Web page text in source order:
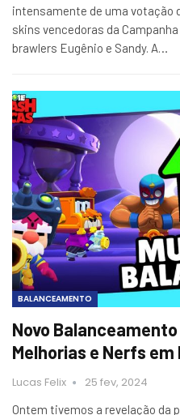
intensamente de uma votação
skins vencedoras da
brawlers Eugênio e Sandy. A…
BALANCEAMENTO
Novo
Melhorias e Nerfs em
Lucas Felix 25 fev, 2024
Ontem tivemos a revelação da